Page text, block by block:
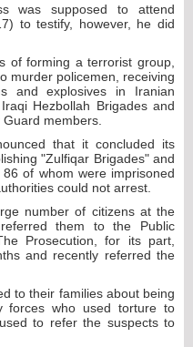
was supposed to attend
to testify, however, he did
of forming a terrorist group,
murder policemen, receiving
and explosives in Iranian
Hezbollah Brigades and
members.
that it concluded its
"Zulfiqar Brigades" and
of whom were imprisoned
could not arrest.
number of citizens at the
them to the Public
Prosecution, for its part,
and recently referred the
to their families about being
forces who used torture to
to refer the suspects to